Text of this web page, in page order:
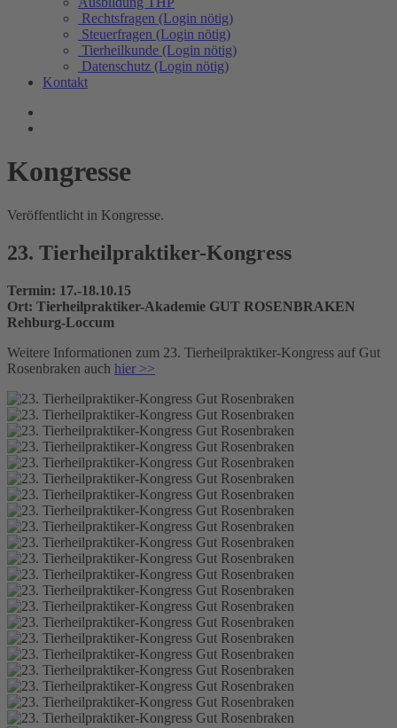
Rechtsfragen (Login nötig)
Steuerfragen (Login nötig)
Tierheilkunde (Login nötig)
Datenschutz (Login nötig)
Kontakt
Kongresse
Veröffentlicht in Kongresse.
23. Tierheilpraktiker-Kongress
Termin: 17.-18.10.15
Ort: Tierheilpraktiker-Akademie GUT ROSENBRAKEN
Rehburg-Loccum
Weitere Informationen zum 23. Tierheilpraktiker-Kongress auf Gut
Rosenbraken auch hier >>